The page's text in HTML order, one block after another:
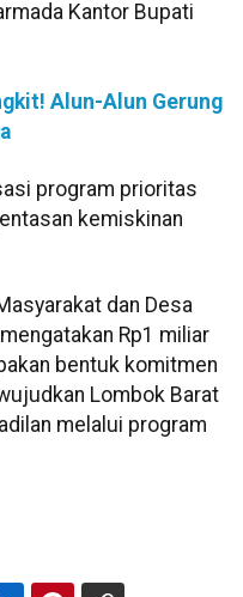
Kantor Bupati
Alun-Alun Gerung
program prioritas
kemiskinan
dan Desa
Rp1 miliar
bentuk komitmen
Lombok Barat
melalui program